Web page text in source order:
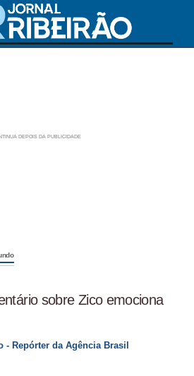
sobre Zico emociona
- Repórter da Agência Brasil